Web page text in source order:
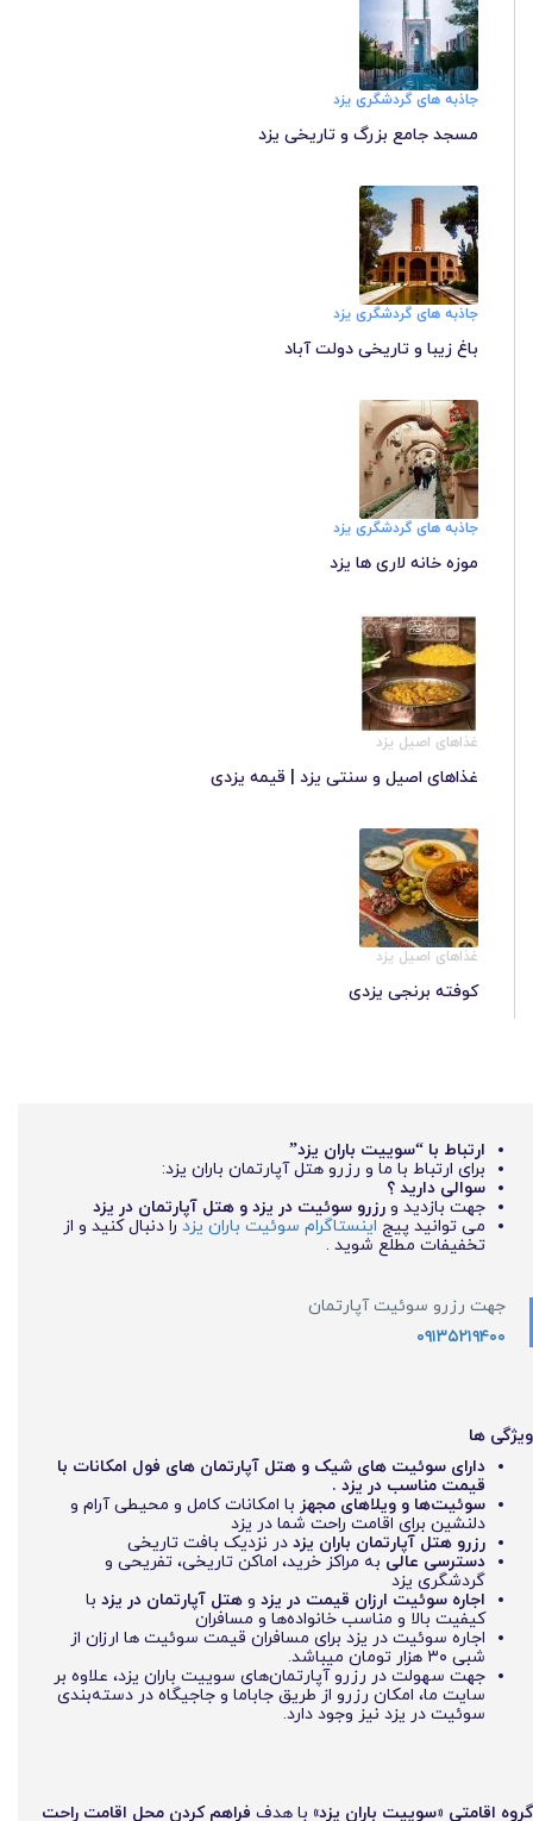
جاذبه های گردشگری یزد
مسجد جامع بزرگ و تاریخی یزد
جاذبه های گردشگری یزد
باغ زیبا و تاریخی دولت آباد
جاذبه های گردشگری یزد
موزه خانه لاری ها یزد
غذاهای اصیل یزد
غذاهای اصیل و سنتی یزد | قیمه یزدی
غذاهای اصیل یزد
کوفته برنجی یزدی
ارتباط با “سوییت باران یزد”
برای ارتباط با ما و رزرو هتل آپارتمان باران یزد:
سوالی دارید ؟
جهت بازدید و رزرو سوئیت در یزد و هتل آپارتمان در یزد
می توانید پیج اینستاگرام سوئیت باران یزد را دنبال کنید و از
تخفیفات مطلع شوید .
جهت رزرو سوئیت آپارتمان
۰۹۱۳۵۲۱۹۴۰۰
ویژگی ها
دارای سوئیت های شیک و هتل آپارتمان های فول امکانات با
قیمت مناسب در یزد .
سوئیت‌ها و ویلاهای مجهز با امکانات کامل و محیطی آرام و
دلنشین برای اقامت راحت شما در یزد
رزرو هتل آپارتمان باران یزد در نزدیک بافت تاریخی
دسترسی عالی به مراکز خرید، اماکن تاریخی، تفریحی و
گردشگری یزد
اجاره سوئیت ارزان قیمت در یزد و هتل آپارتمان در یزد با
کیفیت بالا و مناسب خانواده‌ها و مسافران
اجاره سوئیت در یزد برای مسافران قیمت سوئیت ها ارزان از
شبی ۳۰ هزار تومان میباشد.
جهت سهولت در رزرو آپارتمان‌های سوییت باران یزد، علاوه بر
سایت ما، امکان رزرو از طریق جاباما و جاجیگاه در دسته‌بندی
سوئیت در یزد نیز وجود دارد.
گروه اقامتی «سوییت باران یزد» با هدف فراهم کردن محل اقامت راحت